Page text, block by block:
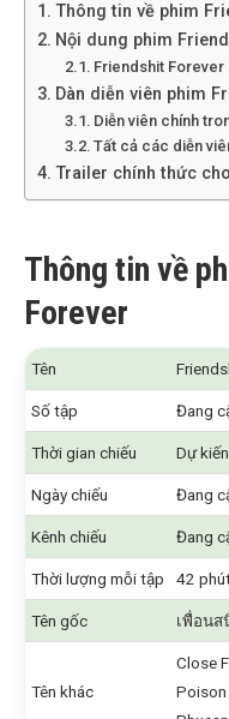
Thông tin về phim
Nội dung phim
Friendshit Forever
Dàn diễn viên phim
Diễn viên chính
Tất cả các diễn
Trailer chính thức
Thông tin về
Forever
Tên
Số tập Đang
Thời gian chiếu Dự
Ngày chiếu Đang
Kênh chiếu Đang
Thời lượng mỗi tập 42
Tên gốc เพื่อน
Tên khác
Close